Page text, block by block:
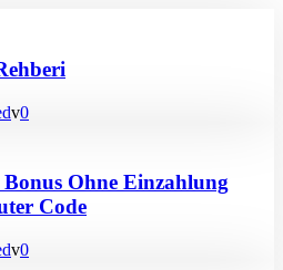
0
Ohne Einzahlung
Code
0